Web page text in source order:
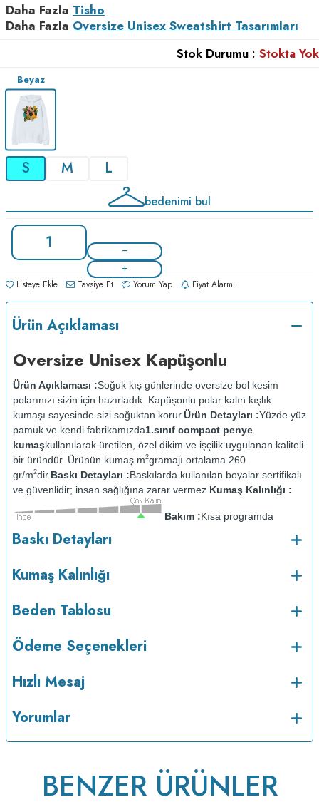
Daha Fazla Tisho
Daha Fazla Oversize Unisex Sweatshirt Tasarımları
Stok Durumu : Stokta Yok
Beyaz
S M L
bedenimi bul
Listeye Ekle Tavsiye Et Yorum Yap Fiyat Alarmı
Ürün Açıklaması
Oversize Unisex Kapüşonlu
Ürün Açıklaması :Soğuk kış günlerinde oversize bol kesim
polarınızı sizin için hazırladık. Kapüşonlu polar kalın kışlık
kumaşı sayesinde sizi soğuktan korur.Ürün Detayları :Yüzde yüz
pamuk ve kendi fabrikamızda1.sınıf compact penye
kumaşkullanılarak üretilen, özel dikim ve işçilik uygulanan kaliteli
bir üründür. Ürünün kumaş m2gramajı ortalama 260
gr/m2dir. Baskı Detayları :Baskılarda kullanılan boyalar sertifikalı
ve güvenlidir; insan sağlığına zarar vermez. Kumaş Kalınlığı :
Bakım :Kısa programda
maksimum 30
C sıcaklıkta ve tersten yıkanır.
yapılmaz.Kurutma makinesinde kurutulmaz.
Orta ısıda ve tersten
v223.21
Baskı Detayları
Kumaş Kalınlığı
Beden Tablosu
Ödeme Seçenekleri
Hızlı Mesaj
Yorumlar
BENZER ÜRÜNLER